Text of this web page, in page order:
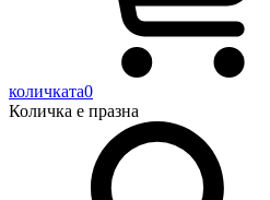
количката0
Количка е празна